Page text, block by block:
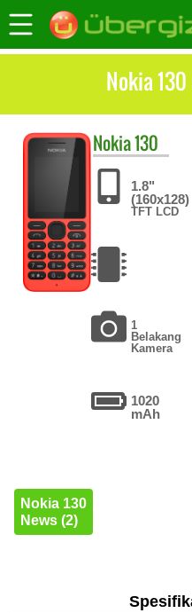
Nokia
Nokia130
1.8"
(160x128)
TFT LCD
1
Belakang
Kamera
1020
mAh
Nokia 130
News (2)